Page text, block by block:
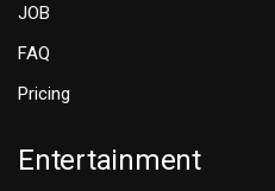
JOB
FAQ
Pricing
Entertainment